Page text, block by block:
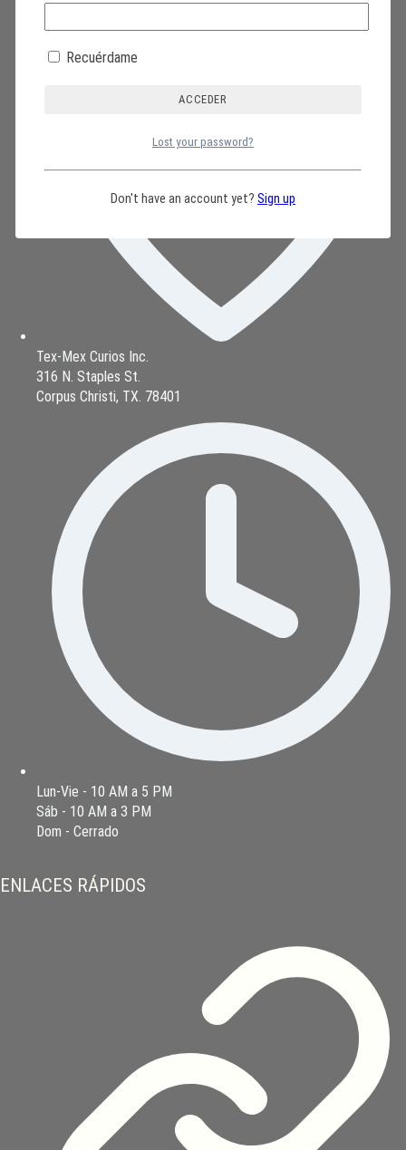
Tex-Mex Curios Inc.
316 N. Staples St.
Corpus Christi, TX. 78401
Lun-Vie - 10 AM a 5 PM
Sáb - 10 AM a 3 PM
Dom - Cerrado
ENLACES RÁPIDOS
Recuérdame
Lost your password?
Don't have an account yet? Sign up